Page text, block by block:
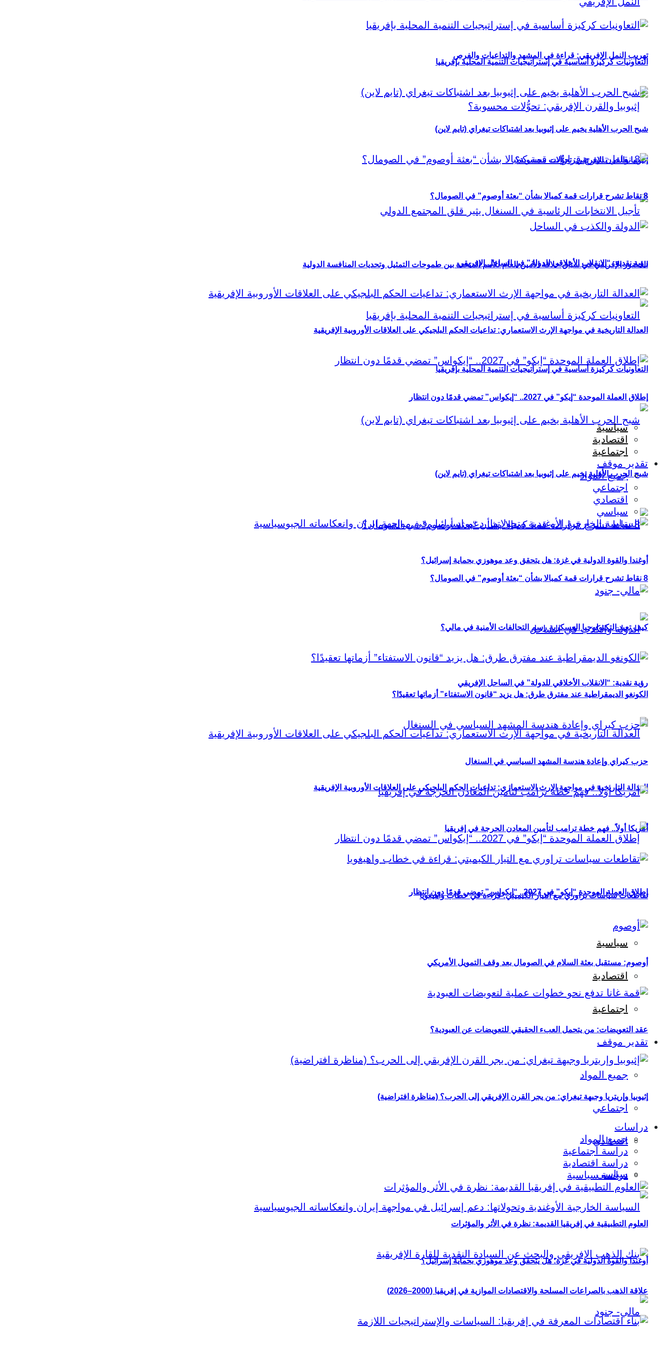
تهريب النمل الإفريقي: قراءة في المشهد والتداعيات والفرص
إثيوبيا والقرن الإفريقي: تحوُّلات محسوبة؟
الحضور الإفريقي في سباق خلافة الأمين العام للأمم المتحدة بين طموحات التمثيل وتحديات المنافسة الدولية
التعاونيات كركيزة أساسية في إستراتيجيات التنمية المحلية بإفريقيا
شبح الحرب الأهلية يخيم على إثيوبيا بعد اشتباكات تيغراي (تايم لاين)
8 نقاط تشرح قرارات قمة كمبالا بشأن “بعثة أوصوم” في الصومال؟
رؤية نقدية: “الانقلاب الأخلاقي للدولة” في الساحل الإفريقي
العدالة التاريخية في مواجهة الإرث الاستعماري: تداعيات الحكم البلجيكي على العلاقات الأوروبية الإفريقية
إطلاق العملة الموحدة “إيكو” في 2027.. “إيكواس” تمضي قدمًا دون انتظار
سياسية
اقتصادية
اجتماعية
تقدير موقف
جميع المواد
اجتماعي
اقتصادي
سياسي
أوغندا والقوة الدولية في غزة: هل يتحقق وعد موهوزي بحماية إسرائيل؟
التعاونيات كركيزة أساسية في إستراتيجيات التنمية المحلية بإفريقيا
شبح الحرب الأهلية يخيم على إثيوبيا بعد اشتباكات تيغراي (تايم لاين)
8 نقاط تشرح قرارات قمة كمبالا بشأن “بعثة أوصوم” في الصومال؟
رؤية نقدية: “الانقلاب الأخلاقي للدولة” في الساحل الإفريقي
العدالة التاريخية في مواجهة الإرث الاستعماري: تداعيات الحكم البلجيكي على العلاقات الأوروبية الإفريقية
إطلاق العملة الموحدة “إيكو” في 2027.. “إيكواس” تمضي قدمًا دون انتظار
سياسية
اقتصادية
اجتماعية
تقدير موقف
جميع المواد
اجتماعي
اقتصادي
سياسي
أوغندا والقوة الدولية في غزة: هل يتحقق وعد موهوزي بحماية إسرائيل؟
كيف تعيد التكنولوجيا العسكرية رسم التحالفات الأمنية في مالي؟
الكونغو الديمقراطية عند مفترق طرق: هل يزيد “قانون الاستفتاء” أزماتها تعقيدًا؟
حزب كيراي وإعادة هندسة المشهد السياسي في السنغال
أمريكا أولاً.. فهم خطة ترامب لتأمين المعادن الحرجة في إفريقيا
تقاطعات سياسات تراوري مع التيار الكيميتي: قراءة في خطاب واهيغويا
أوصوم: مستقبل بعثة السلام في الصومال بعد وقف التمويل الأمريكي
عقد التعويضات: من يتحمل العبء الحقيقي للتعويضات عن العبودية؟
إثيوبيا وإريتريا وجبهة تيغراي: من يجر القرن الإفريقي إلى الحرب؟ (مناظرة افتراضية)
دراسات
جميع المواد
دراسة اجتماعية
دراسة اقتصادية
دراسة سياسية
العلوم التطبيقية في إفريقيا القديمة: نظرة في الأثر والمؤثرات
علاقة الذهب بالصراعات المسلحة والاقتصادات الموازية في إفريقيا (2000–2026)